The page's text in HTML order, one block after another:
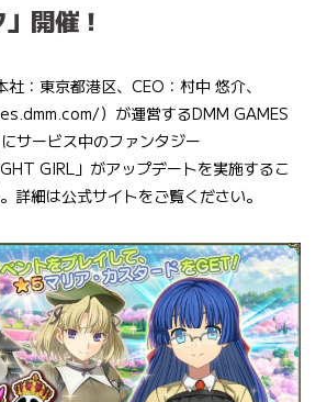
開催！
：東京都港区、CEO：村中 悠介、
）が運営するDMM GAMES
サービス中のファンタジー
GIRL」がアップデートを実施するこ
詳細は公式サイトをご覧ください。